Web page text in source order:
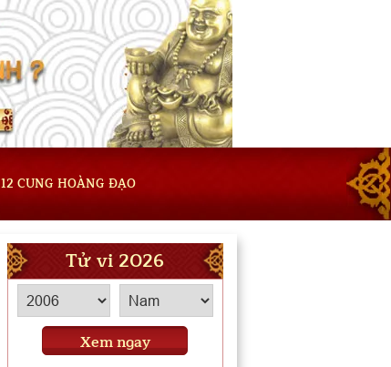
12 CUNG HOÀNG ĐẠO
Tử vi 2026
Xem ngay